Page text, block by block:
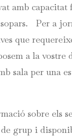
amb capacitat
Per a
que
a la vostre
sala per una
sobre els
grup i